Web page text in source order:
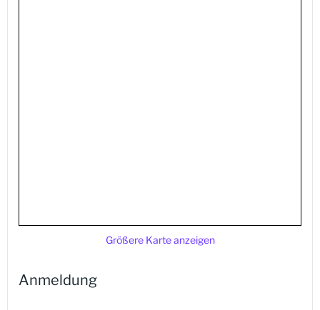
Größere Karte anzeigen
Anmeldung